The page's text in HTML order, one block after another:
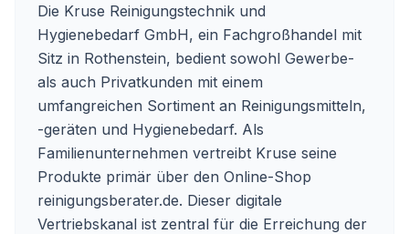
Die Kruse Reinigungstechnik und
Hygienebedarf GmbH, ein Fachgroßhandel mit
Sitz in Rothenstein, bedient sowohl Gewerbe-
als auch Privatkunden mit einem
umfangreichen Sortiment an Reinigungsmitteln,
-geräten und Hygienebedarf. Als
Familienunternehmen vertreibt Kruse seine
Produkte primär über den Online-Shop
reinigungsberater.de. Dieser digitale
Vertriebskanal ist zentral für die Erreichung der